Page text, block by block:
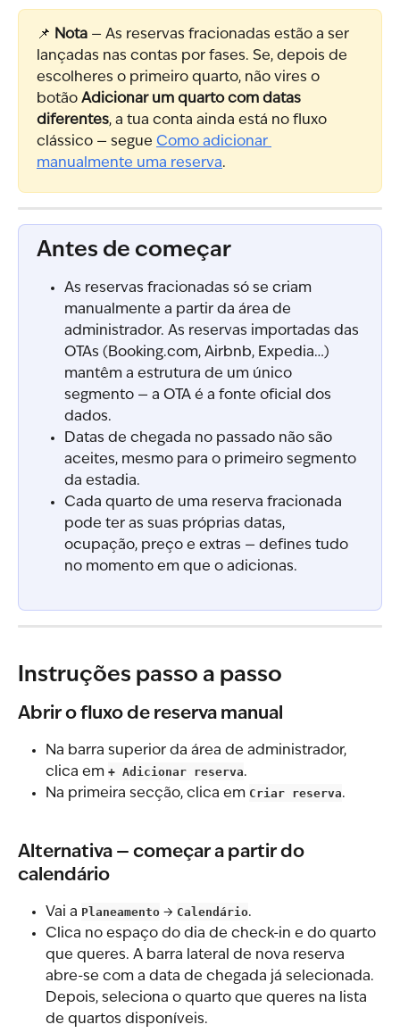
📌 Nota — As reservas fracionadas estão a ser
lançadas nas contas por fases. Se, depois de
escolheres o primeiro quarto, não vires o
botão Adicionar um quarto com datas
diferentes, a tua conta ainda está no fluxo
clássico — segue Como adicionar
manualmente uma reserva.
Antes de começar
As reservas fracionadas só se criam
manualmente a partir da área de
administrador. As reservas importadas das
OTAs (Booking.com, Airbnb, Expedia…)
mantêm a estrutura de um único
segmento — a OTA é a fonte oficial dos
dados.
Datas de chegada no passado não são
aceites, mesmo para o primeiro segmento
da estadia.
Cada quarto de uma reserva fracionada
pode ter as suas próprias datas,
ocupação, preço e extras — defines tudo
no momento em que o adicionas.
Instruções passo a passo
Abrir o fluxo de reserva manual
Na barra superior da área de administrador,
clica em + Adicionar reserva.
Na primeira secção, clica em Criar reserva.
Alternativa — começar a partir do
calendário
Vai a Planeamento → Calendário.
Clica no espaço do dia de check-in e do quarto
que queres. A barra lateral de nova reserva
abre-se com a data de chegada já selecionada.
Depois, seleciona o quarto que queres na lista
de quartos disponíveis.